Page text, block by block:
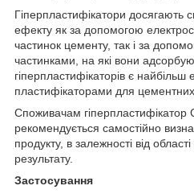
Гіперпластифікатори досягають
ефекту як за допомогою
частинок цементу, так і за
частинками, на які вони
гіперпластифікаторів є
пластифікаторами для
Споживачам гіперпластифікатор
рекомендується самостійно
продукту, в залежності від
результату.
Застосування